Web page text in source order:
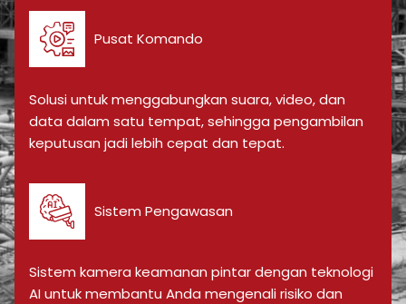
Pusat Komando
Solusi untuk menggabungkan suara, video, dan
data dalam satu tempat, sehingga pengambilan
keputusan jadi lebih cepat dan tepat.
Sistem Pengawasan
Sistem kamera keamanan pintar dengan teknologi
AI untuk membantu Anda mengenali risiko dan